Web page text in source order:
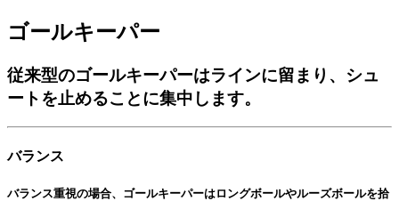
ゴールキーパー
従来型のゴールキーパーはラインに留まり、シュ
ートを止めることに集中します。
バランス
バランス重視の場合、ゴールキーパーはロングボールやルーズボールを拾